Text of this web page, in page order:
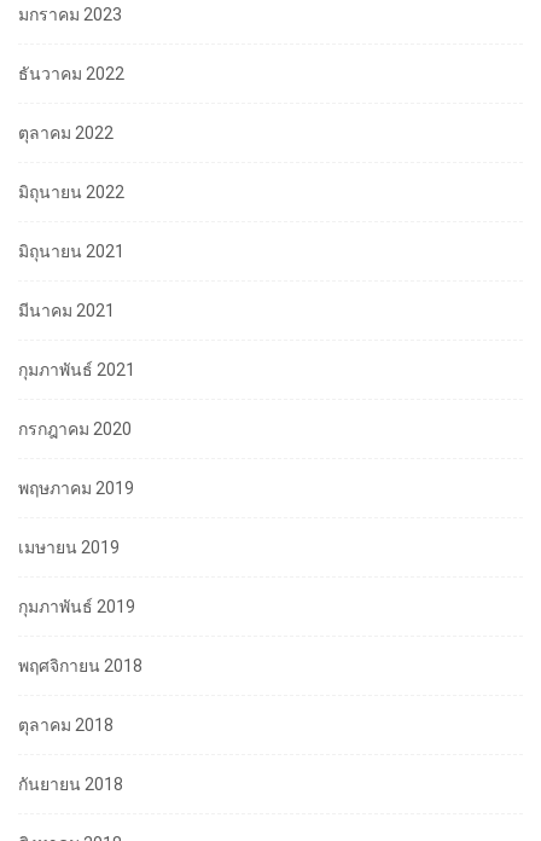
มกราคม 2023
ธันวาคม 2022
ตุลาคม 2022
มิถุนายน 2022
มิถุนายน 2021
มีนาคม 2021
กุมภาพันธ์ 2021
กรกฎาคม 2020
พฤษภาคม 2019
เมษายน 2019
กุมภาพันธ์ 2019
พฤศจิกายน 2018
ตุลาคม 2018
กันยายน 2018